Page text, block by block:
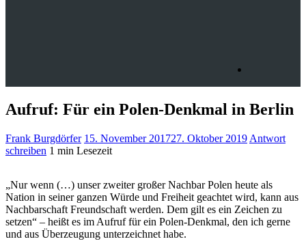
Aufruf: Für ein Polen-Denkmal in Berlin
Frank Burgdörfer 15. November 201727. Oktober 2019 Antwort
schreiben 1 min Lesezeit
„Nur wenn (…) unser zweiter großer Nachbar Polen heute als
Nation in seiner ganzen Würde und Freiheit geachtet wird, kann aus
Nachbarschaft Freundschaft werden. Dem gilt es ein Zeichen zu
setzen“ – heißt es im Aufruf für ein Polen-Denkmal, den ich gerne
und aus Überzeugung unterzeichnet habe.